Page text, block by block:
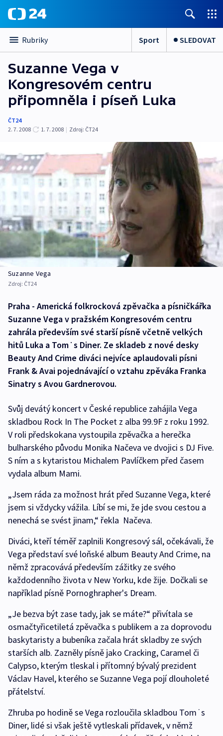
Rubriky Sport SLEDOVAT
Suzanne Vega v
Kongresovém centru
připomněla i píseň Luka
ČT24
2. 7. 2008
1. 7. 2008 | Zdroj: ČT24
Suzanne Vega
Zdroj: ČT24
Praha - Americká folkrocková zpěvačka a písničkářka
Suzanne Vega v pražském Kongresovém centru
zahrála především své starší písně včetně velkých
hitů Luka a Tom˙s Diner. Ze skladeb z nové desky
Beauty And Crime diváci nejvíce aplaudovali písni
Frank & Avai pojednávající o vztahu zpěváka Franka
Sinatry s Avou Gardnerovou.
Svůj devátý koncert v České republice zahájila Vega
skladbou Rock In The Pocket z alba 99.9F z roku 1992.
V roli předskokana vystoupila zpěvačka a herečka
bulharského původu Monika Načeva ve dvojici s DJ Five.
S ním a s kytaristou Michalem Pavlíčkem před časem
vydala album Mami.
„Jsem ráda za možnost hrát před Suzanne Vega, které
jsem si vždycky vážila. Líbí se mi, že jde svou cestou a
nenechá se svést jinam,“ řekla Načeva.
Diváci, kteří téměř zaplnili Kongresový sál, očekávali, že
Vega představí své loňské album Beauty And Crime, na
němž zpracovává především zážitky ze svého
každodenního života v New Yorku, kde žije. Dočkali se
například písně Pornoghrapher's Dream.
„Je bezva být zase tady, jak se máte?“ přivítala se
osmačtyřicetiletá zpěvačka s publikem a za doprovodu
baskytaristy a bubeníka začala hrát skladby ze svých
starších alb. Zazněly písně jako Cracking, Caramel či
Calypso, kterým tleskal i přítomný bývalý prezident
Václav Havel, kterého se Suzanne Vega pojí dlouholeté
přátelství.
Zhruba po hodině se Vega rozloučila skladbou Tom˙s
Diner, lidé si však ještě vytleskali přídavek, v němž